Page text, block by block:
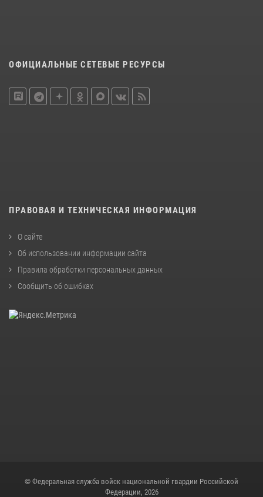
ОФИЦИАЛЬНЫЕ СЕТЕВЫЕ РЕСУРСЫ
ПРАВОВАЯ И ТЕХНИЧЕСКАЯ ИНФОРМАЦИЯ
О сайте
Об использовании информации сайта
Правила обработки персональных данных
Сообщить об ошибках
© Федеральная служба войск национальной гвардии Российской
Федерации, 2026